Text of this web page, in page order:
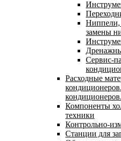
Ниппели,
замены
Сервис-
Расходные
кондиционеров.
Компоненты
техники
Контрольно-
Станции для